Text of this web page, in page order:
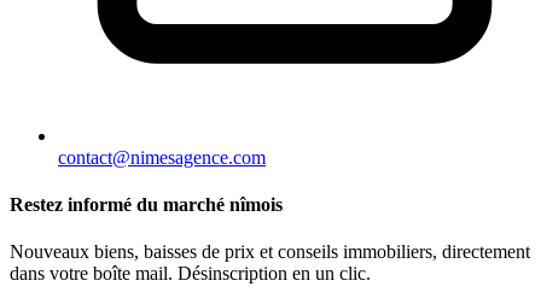
contact@nimesagence.com
Restez informé du marché nîmois
Nouveaux biens, baisses de prix et conseils immobiliers, directement
dans votre boîte mail. Désinscription en un clic.